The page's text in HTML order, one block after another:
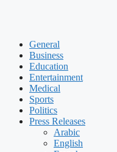
General
Business
Education
Entertainment
Medical
Sports
Politics
Press Releases
Arabic
English